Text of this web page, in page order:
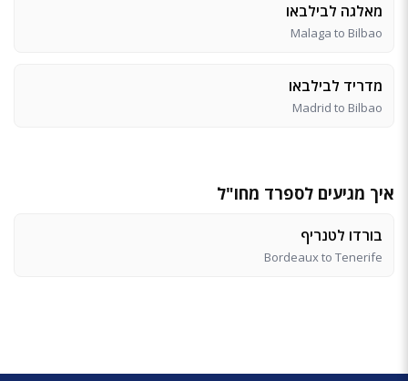
מאלגה לבילבאו
Malaga to Bilbao
מדריד לבילבאו
Madrid to Bilbao
איך מגיעים לספרד מחו"ל
בורדו לטנריף
Bordeaux to Tenerife